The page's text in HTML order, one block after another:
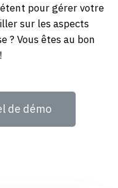
pour gérer votre
sur les aspects
? Vous êtes au bon
de démo